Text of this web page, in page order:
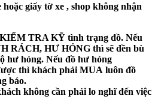
hoặc giấy tờ xe , shop không nhận
KIỂM TRA KỸ tình trạng đồ. Nếu
RÁCH, HƯ HỎNG thì sẽ đền bù
hư hỏng. Nếu đồ hư hỏng
thì khách phải MUA luôn đồ
báo.
không cần phải lo nghĩ đến việc